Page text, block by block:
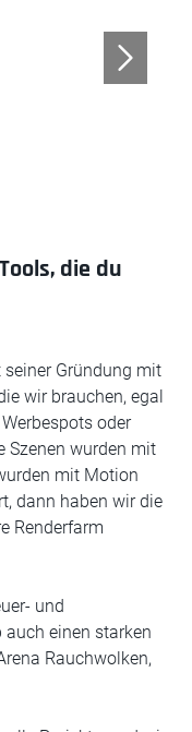
die du
seiner Gründung mit
wir brauchen, egal
oder
Szenen wurden mit
mit Motion
dann haben wir die
Renderfarm
und
einen starken
Rauchwolken,